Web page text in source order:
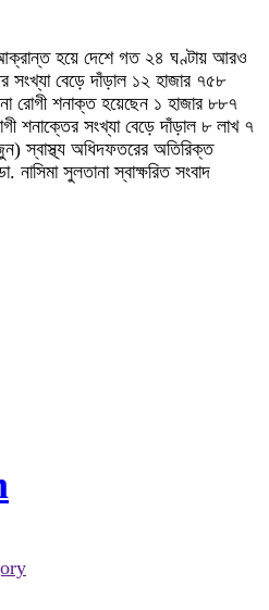
হয়ে দেশে গত ২৪ ঘণ্টায় আরও
বেড়ে দাঁড়াল ১২ হাজার ৭৫৮
শনাক্ত হয়েছেন ১ হাজার ৮৮৭
শনাক্তের সংখ্যা বেড়ে দাঁড়াল ৮ লাখ ৭
স্বাস্থ্য অধিদফতরের অতিরিক্ত
সুলতানা স্বাক্ষরিত সংবাদ